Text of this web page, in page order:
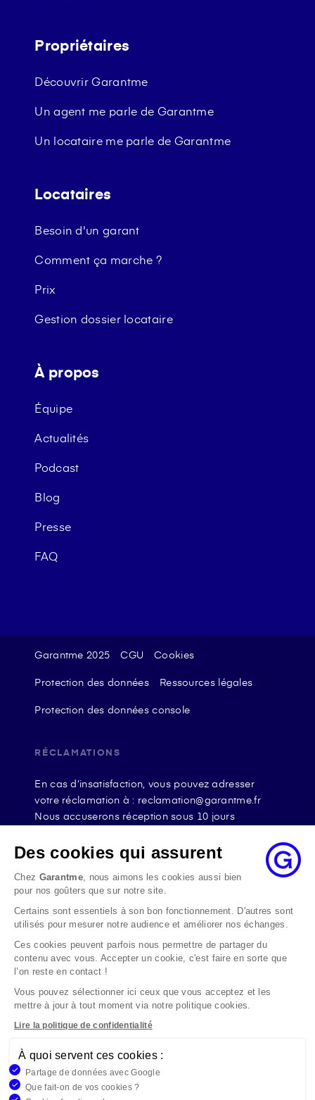
Propriétaires
Découvrir Garantme
Un agent me parle de Garantme
Un locataire me parle de Garantme
Locataires
Besoin d'un garant
Comment ça marche ?
Prix
Gestion dossier locataire
À propos
Équipe
Actualités
Podcast
Blog
Presse
FAQ
Garantme 2025 CGU Cookies
Protection des données Ressources légales
Protection des données console
RÉCLAMATIONS
En cas d’insatisfaction, vous pouvez adresser
votre réclamation à : reclamation@garantme.fr
Nous accuserons réception sous 10 jours
état de cause, nous répondrons à la réclamation
au maximum dans les 2 mois.
Si le désaccord persiste, vous pouvez solliciter
l’avis du Médiateur de l’Assurance par internet à
l’adresse La médiation de l’assurance - Accueil
Par courrier à l’adresse : La Médiation de
l’Assurance TSA 50110 75441 PARIS CEDEX 09 ou
par email à l’adresse www.mediation-
assurance.org
La saisine du Médiateur de l’Assurance est gratuite
mais ne peut intervenir qu’après nous avoir
adressé une réclamation écrite.
Garantme, société par actions simplifiée au capital de 19
Code des Assurances et immatriculée à l’ORIAS
Des cookies qui assurent
Chez Garantme, nous aimons les cookies aussi bien
pour nos goûters que sur notre site.
Certains sont essentiels à son bon fonctionnement. D'autres sont
utilisés pour mesurer notre audience et améliorer nos échanges.
Ces cookies peuvent parfois nous permettre de partager du
contenu avec vous. Accepter un cookie, c'est faire en sorte que
l’on reste en contact !
Vous pouvez sélectionner ici ceux que vous acceptez et les
mettre à jour à tout moment via notre politique cookies.
Lire la politique de confidentialité
À quoi servent ces cookies :
Partage de données avec Google
Que fait-on de vos cookies ?